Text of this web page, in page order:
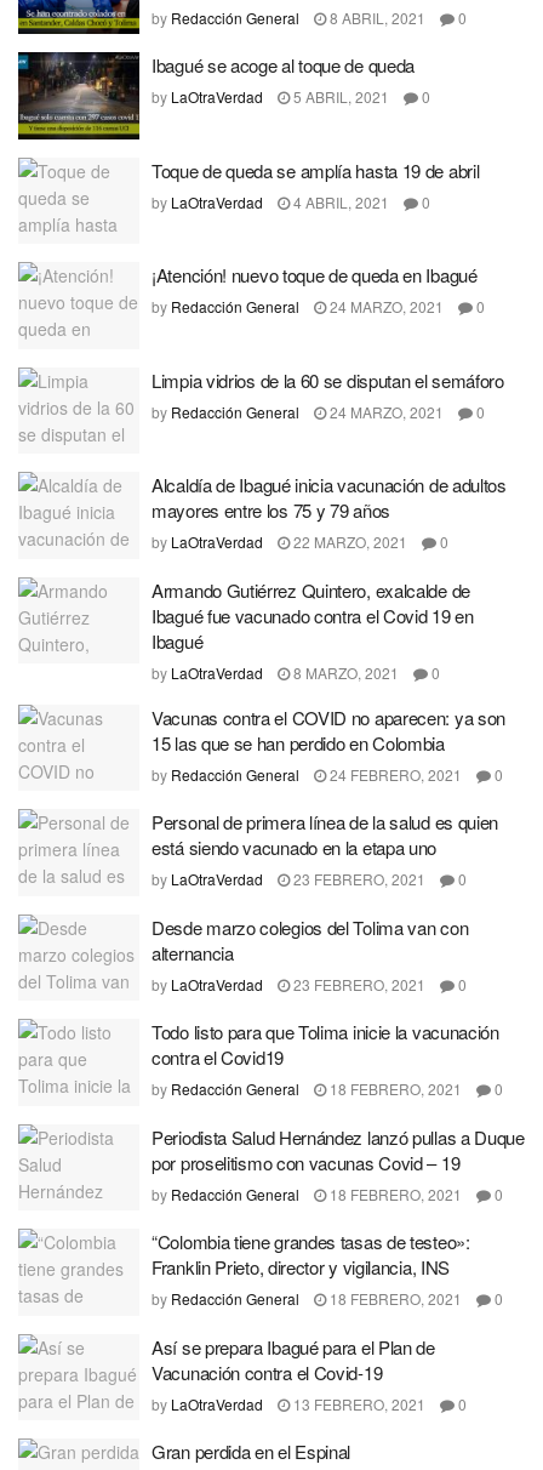
by Redacción General 8 ABRIL, 2021 0
Ibagué se acoge al toque de queda
by LaOtraVerdad 5 ABRIL, 2021 0
Toque de queda se amplía hasta 19 de abril
by LaOtraVerdad 4 ABRIL, 2021 0
¡Atención! nuevo toque de queda en Ibagué
by Redacción General 24 MARZO, 2021 0
Limpia vidrios de la 60 se disputan el semáforo
by Redacción General 24 MARZO, 2021 0
Alcaldía de Ibagué inicia vacunación de adultos
mayores entre los 75 y 79 años
by LaOtraVerdad 22 MARZO, 2021 0
Armando Gutiérrez Quintero, exalcalde de
Ibagué fue vacunado contra el Covid 19 en
Ibagué
by LaOtraVerdad 8 MARZO, 2021 0
Vacunas contra el COVID no aparecen: ya son
15 las que se han perdido en Colombia
by Redacción General 24 FEBRERO, 2021 0
Personal de primera línea de la salud es quien
está siendo vacunado en la etapa uno
by LaOtraVerdad 23 FEBRERO, 2021 0
Desde marzo colegios del Tolima van con
alternancia
by LaOtraVerdad 23 FEBRERO, 2021 0
Todo listo para que Tolima inicie la vacunación
contra el Covid19
by Redacción General 18 FEBRERO, 2021 0
Periodista Salud Hernández lanzó pullas a Duque
por proselitismo con vacunas Covid – 19
by Redacción General 18 FEBRERO, 2021 0
“Colombia tiene grandes tasas de testeo»:
Franklin Prieto, director y vigilancia, INS
by Redacción General 18 FEBRERO, 2021 0
Así se prepara Ibagué para el Plan de
Vacunación contra el Covid-19
by LaOtraVerdad 13 FEBRERO, 2021 0
Gran perdida en el Espinal